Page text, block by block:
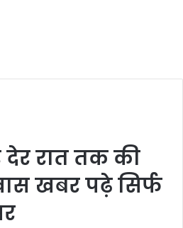
रात तक की
खबर पढ़े सिर्फ